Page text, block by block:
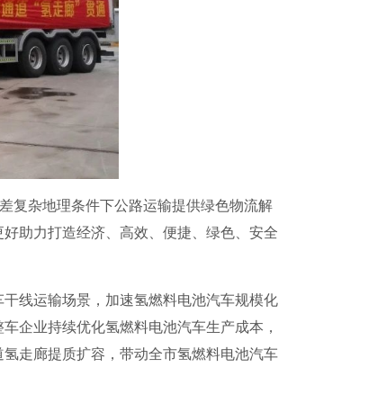
复杂地理条件下公路运输提供绿色物流解
助力打造经济、高效、便捷、绿色、安全
线运输场景，加速氢燃料电池汽车规模化
企业持续优化氢燃料电池汽车生产成本，
走廊提质扩容，带动全市氢燃料电池汽车